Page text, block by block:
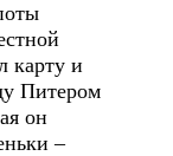
карту и
Питером
он
–